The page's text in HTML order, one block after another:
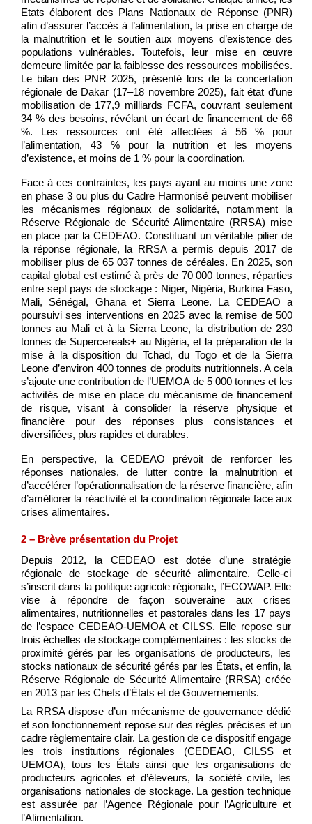
Etats élaborent des Plans Nationaux de Réponse (PNR)
afin d’assurer l’accès à l’alimentation, la prise en charge de
la malnutrition et le soutien aux moyens d’existence des
populations vulnérables. Toutefois, leur mise en œuvre
demeure limitée par la faiblesse des ressources mobilisées.
Le bilan des PNR 2025, présenté lors de la concertation
régionale de Dakar (17–18 novembre 2025), fait état d’une
mobilisation de 177,9 milliards FCFA, couvrant seulement
34 % des besoins, révélant un écart de financement de 66
%. Les ressources ont été affectées à 56 % pour
l’alimentation, 43 % pour la nutrition et les moyens
d’existence, et moins de 1 % pour la coordination.
Face à ces contraintes, les pays ayant au moins une zone
en phase 3 ou plus du Cadre Harmonisé peuvent mobiliser
les mécanismes régionaux de solidarité, notamment la
Réserve Régionale de Sécurité Alimentaire (RRSA) mise
en place par la CEDEAO. Constituant un véritable pilier de
la réponse régionale, la RRSA a permis depuis 2017 de
mobiliser plus de 65 037 tonnes de céréales. En 2025, son
capital global est estimé à près de 70 000 tonnes, réparties
entre sept pays de stockage : Niger, Nigéria, Burkina Faso,
Mali, Sénégal, Ghana et Sierra Leone. La CEDEAO a
poursuivi ses interventions en 2025 avec la remise de 500
tonnes au Mali et à la Sierra Leone, la distribution de 230
tonnes de Supercereals+ au Nigéria, et la préparation de la
mise à la disposition du Tchad, du Togo et de la Sierra
Leone d’environ 400 tonnes de produits nutritionnels. A cela
s’ajoute une contribution de l’UEMOA de 5 000 tonnes et les
activités de mise en place du mécanisme de financement
de risque, visant à consolider la réserve physique et
financière pour des réponses plus consistances et
diversifiées, plus rapides et durables.
En perspective, la CEDEAO prévoit de renforcer les
réponses nationales, de lutter contre la malnutrition et
d’accélérer l’opérationnalisation de la réserve financière, afin
d’améliorer la réactivité et la coordination régionale face aux
crises alimentaires.
2 – Brève présentation du Projet
Depuis 2012, la CEDEAO est dotée d’une stratégie
régionale de stockage de sécurité alimentaire. Celle-ci
s’inscrit dans la politique agricole régionale, l’ECOWAP. Elle
vise à répondre de façon souveraine aux crises
alimentaires, nutritionnelles et pastorales dans les 17 pays
de l’espace CEDEAO-UEMOA et CILSS. Elle repose sur
trois échelles de stockage complémentaires : les stocks de
proximité gérés par les organisations de producteurs, les
stocks nationaux de sécurité gérés par les États, et enfin, la
Réserve Régionale de Sécurité Alimentaire (RRSA) créée
en 2013 par les Chefs d’États et de Gouvernements.
La RRSA dispose d’un mécanisme de gouvernance dédié
et son fonctionnement repose sur des règles précises et un
cadre règlementaire clair. La gestion de ce dispositif engage
les trois institutions régionales (CEDEAO, CILSS et
UEMOA), tous les États ainsi que les organisations de
producteurs agricoles et d’éleveurs, la société civile, les
organisations nationales de stockage. La gestion technique
est assurée par l’Agence Régionale pour l’Agriculture et
l’Alimentation.